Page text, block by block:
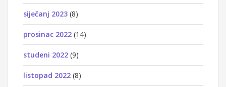
siječanj 2023 (8)
prosinac 2022 (14)
studeni 2022 (9)
listopad 2022 (8)